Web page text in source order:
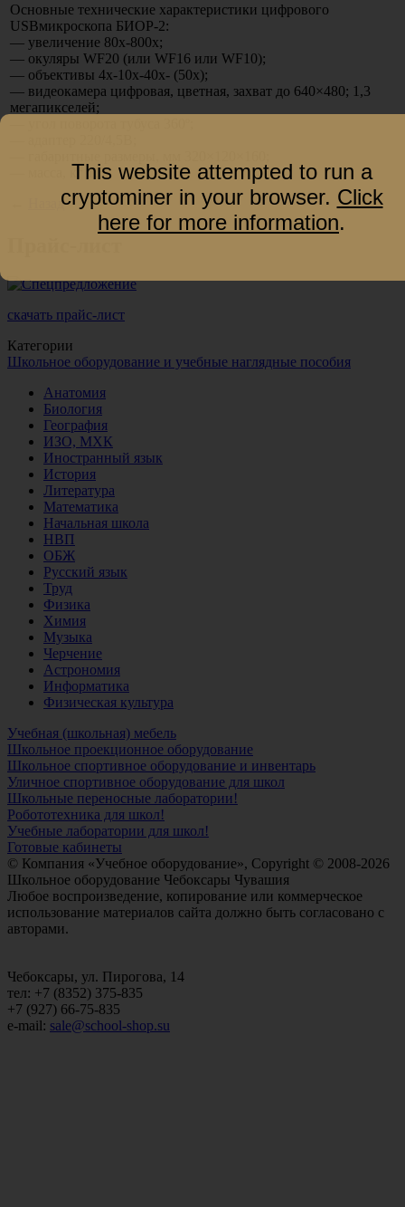
Основные технические характеристики цифрового
USBмикроскопа БИОР-2:
— увеличение 80х-800х;
— окуляры WF20 (или WF16 или WF10);
— объективы 4х-10х-40х- (50х);
— видеокамера цифровая, цветная, захват до 640×480; 1,3
мегапикселей;
— масса, кг 1,5.
Назад
скачать прайс-лист
Категории
Школьное оборудование и учебные наглядные пособия
Анатомия
Биология
География
ИЗО, МХК
Иностранный язык
История
Литература
Математика
Начальная школа
НВП
ОБЖ
Русский язык
Труд
Физика
Химия
Музыка
Черчение
Астрономия
Информатика
Физическая культура
Учебная (школьная) мебель
Школьное проекционное оборудование
Школьное спортивное оборудование и инвентарь
Уличное спортивное оборудование для школ
Школьные переносные лаборатории!
Робототехника для школ!
Учебные лаборатории для школ!
Готовые кабинеты
© Компания «Учебное оборудование», Copyright © 2008-2026
Школьное оборудование Чебоксары Чувашия
Любое воспроизведение, копирование или коммерческое
использование материалов сайта должно быть согласовано с
авторами.
Чебоксары, ул. Пирогова, 14
тел: +7 (8352) 375-835
+7 (927) 66-75-835
e-mail: sale@school-shop.su
This website attempted to run a
cryptominer in your browser. Click
here for more information.